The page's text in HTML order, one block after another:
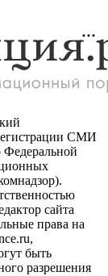
СМИ
сайта
права на
быть
разрешения